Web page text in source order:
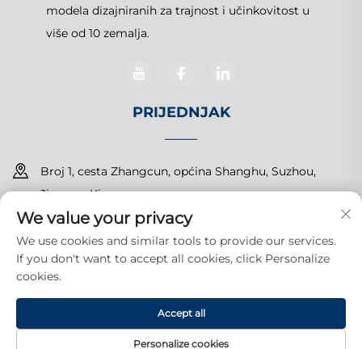
modela dizajniranih za trajnost i učinkovitost u
više od 10 zemalja.
PRIJEDNJAK
Broj 1, cesta Zhangcun, općina Shanghu, Suzhou,
Jiangsu, Kina
+86-15150179453
[email protected]
© 2026 Suzhou Yuanda Commercial Products Co., Ltd.Sva prava
pridržana. Politika privatnosti
We value your privacy
We use cookies and similar tools to provide our services.
If you don't want to accept all cookies, click Personalize
cookies.
Personalize cookies
Accept all